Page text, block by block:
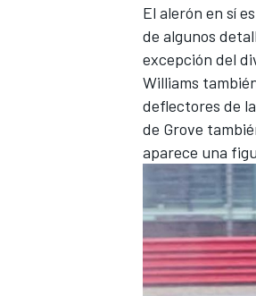
El alerón en sí
de algunos
excepción del
Williams
deflectores de
de Grove
aparece una